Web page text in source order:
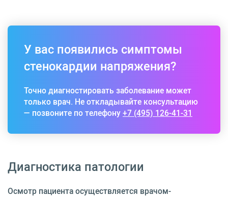
У вас появились симптомы
стенокардии напряжения?
Точно диагностировать заболевание может
только врач. Не откладывайте консультацию
— позвоните по телефону+7 (495) 126-41-31
Диагностика патологии
Осмотр пациента осуществляется врачом-